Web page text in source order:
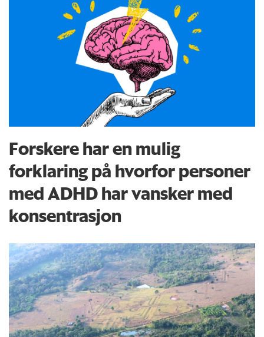
Forskere har en mulig
forklaring på hvorfor personer
med ADHD har vansker med
konsentrasjon